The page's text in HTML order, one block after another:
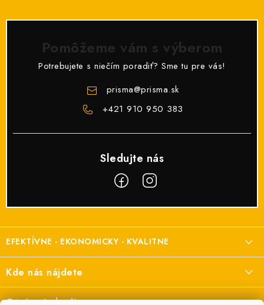
Pomôžeme vám s výberom
Potrebujete s niečím poradiť? Sme tu pre vás!
prisma@prisma.sk
+421 910 950 383
á
p
ä
t
i
EFEKTÍVNE - EKONOMICKY - KVALITNE
a elektroinštalácie
Prisma Elektro s.r.o.
Kde nás nájdete